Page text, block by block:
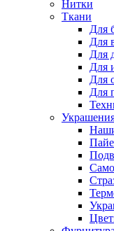
Нитки
Ткани
Для
Для
Для
Для
Для
Для